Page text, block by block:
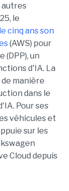
autres
le
cinq ans son
(AWS) pour
un
d'IA. La
manière
dans le
Pour ses
véhicules et
sur les
Cloud depuis